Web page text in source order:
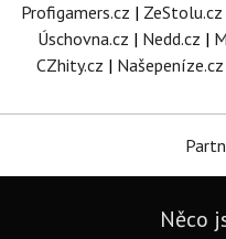
Profigamers.cz | ZeStolu.cz
Úschovna.cz | Nedd.cz |
CZhity.cz | Našepeníze.cz
Něco